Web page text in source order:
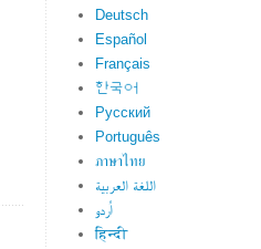
Deutsch
Español
Français
한국어
Русский
Português
ภาษาไทย
اللغة العربية
اُردو
हिन्दी